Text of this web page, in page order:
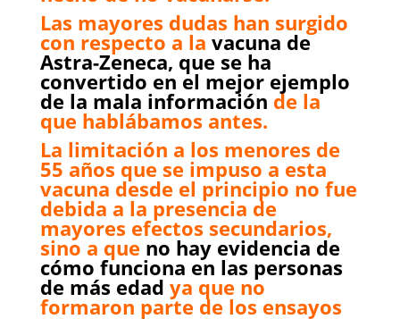
Las mayores dudas han surgido
con respecto a la vacuna de
Astra-Zeneca, que se ha
convertido en el mejor ejemplo
de la mala información de la
que hablábamos antes.
La limitación a los menores de
55 años que se impuso a esta
vacuna desde el principio no fue
debida a la presencia de
mayores efectos secundarios,
sino a que no hay evidencia de
cómo funciona en las personas
de más edad ya que no
formaron parte de los ensayos